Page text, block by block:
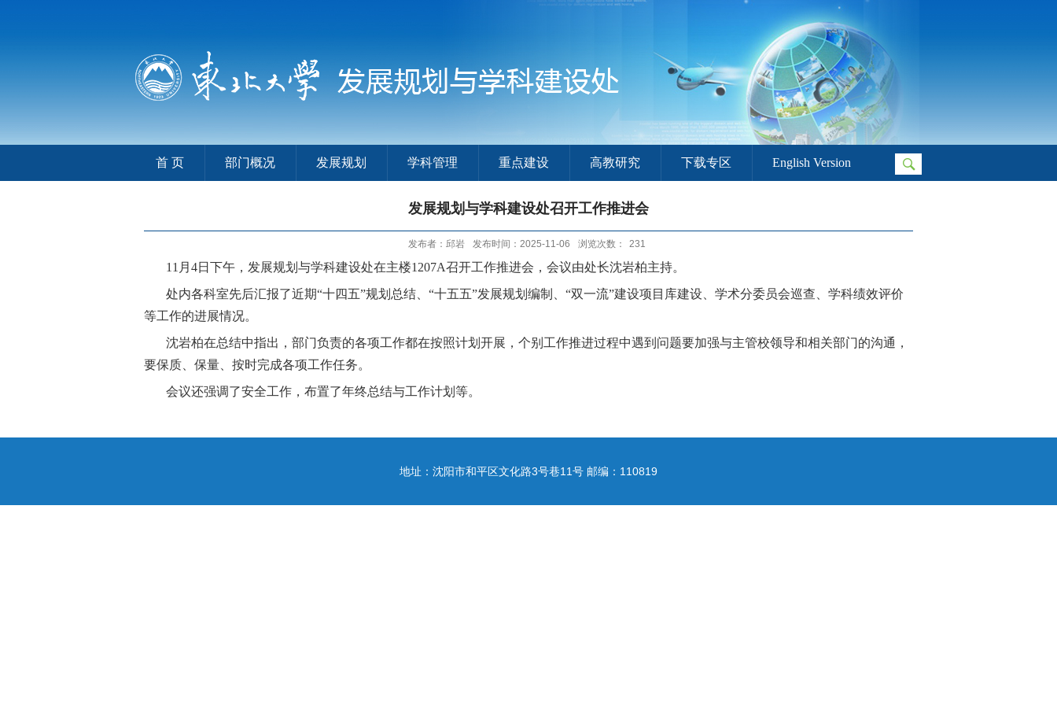
首 页 部门概况 发展规划 学科管理 重点建设 高教研究 下载专区 English Version
发展规划与学科建设处召开工作推进会
发布者：邱岩 发布时间：2025-11-06 浏览次数： 231
11 月 4日下午，发展规划与学科建设处在主楼1207A召开工作推进会，会议由处长沈岩柏主持。
处内各科室先后汇报了近期“十四五”规划总结、“十五五”发展规划编制、“双一流”建设项目库建设、学术分委员会巡查、学科绩效评价
等工作的进展情况。
沈岩柏在总结中指出，部门负责的各项工作都在按照计划开展，个别工作推进过程中遇到问题要加强与主管校领导和相关部门的沟通，
要保质、保量、按时完成各项工作任务。
会议还强调了安全工作，布置了年终总结与工作计划等。
地址：沈阳市和平区文化路3号巷11号 邮编：110819